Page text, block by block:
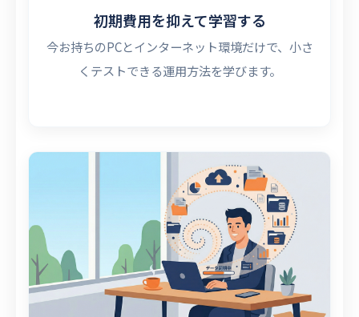
初期費用を抑えて学習する
今お持ちのPCとインターネット環境だけで、小さ
くテストできる運用方法を学びます。